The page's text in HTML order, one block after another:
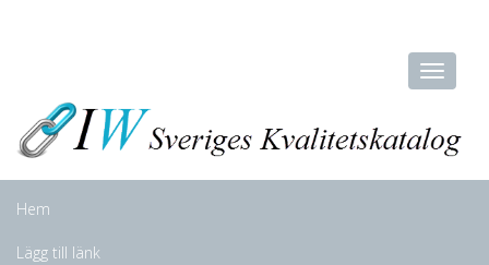
Hem
Lägg till länk